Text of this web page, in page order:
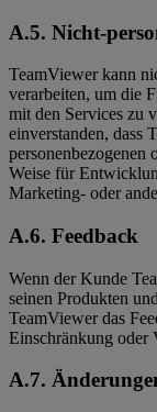
A.5. Nicht-
TeamViewer kann
verarbeiten, um die
mit den Services zu
einverstanden, dass
personenbezogenen
Weise für
Marketing- oder
A.6. Feedback
Wenn der Kunde
seinen Produkten
TeamViewer das
Einschränkung oder
A.7.